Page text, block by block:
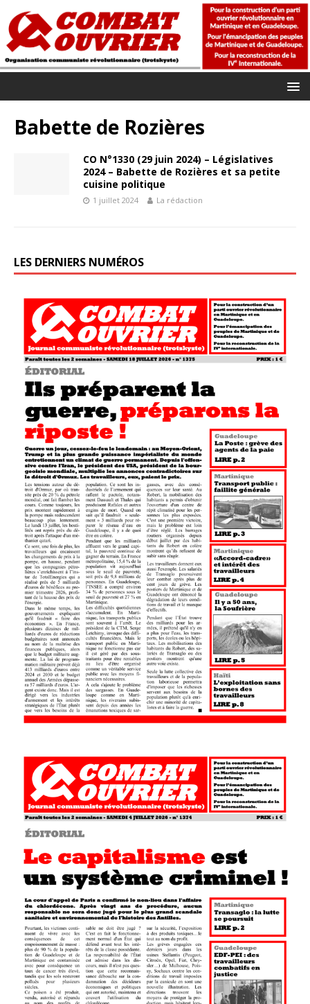
Babette de Rozières
CO N°1330 (29 juin 2024) – Législatives
2024 – Babette de Rozières et sa petite
cuisine politique
1 juillet 2024 La rédaction
LES DERNIERS NUMÉROS